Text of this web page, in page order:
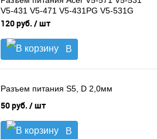
V5-431 V5-471 V5-431PG V5-531G
P658-MG
120 руб. / шт
В
корзину
Разъем питания S5, D 2,0мм
50 руб. / шт
В